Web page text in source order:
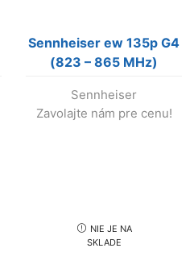
Sennheiser ew 135p G4
(823 – 865 MHz)
handkou (nevyrába sa !)
Sennheiser
Zavolajte nám pre cenu!
NIE JE NA
SKLADE